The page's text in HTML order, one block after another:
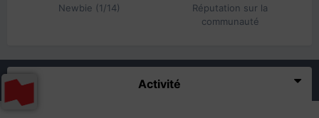
Newbie (1/14)
Réputation sur la
communauté
Activité